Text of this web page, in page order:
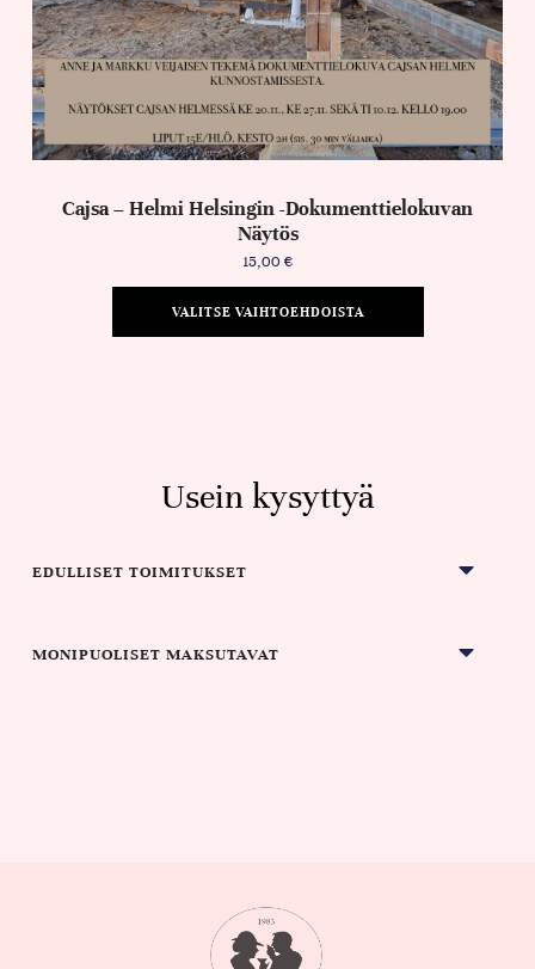
Cajsa – Helmi Helsingin -dokumenttielokuvan
Näytös
15,00 €
VALITSE VAIHTOEHDOISTA
Usein kysyttyä
EDULLISET TOIMITUKSET
MONIPUOLISET MAKSUTAVAT